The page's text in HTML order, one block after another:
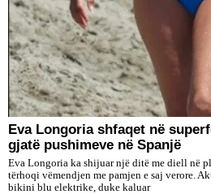
Eva Longoria shfaqet në
gjatë pushimeve në Spanjë
Eva Longoria ka shijuar një ditë me diell në
tërhoqi vëmendjen me pamjen e saj verore.
bikini blu elektrike, duke kaluar